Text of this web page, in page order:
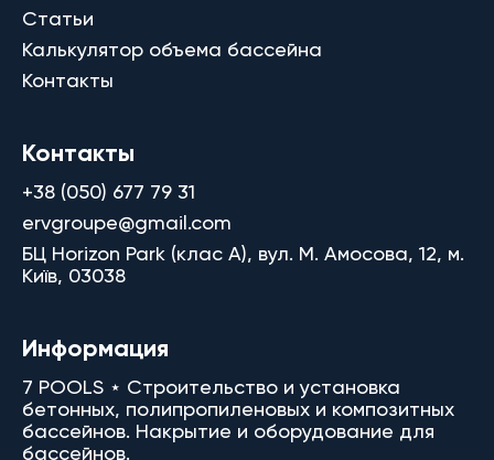
Статьи
Калькулятор объема бассейна
Контакты
Контакты
+38 (050) 677 79 31
ervgroupe@gmail.com
БЦ Horizon Park (клас A), вул. М. Амосова, 12, м.
Київ, 03038
Информация
7 POOLS ⋆ Строительство и установка
бетонных, полипропиленовых и композитных
бассейнов. Накрытие и оборудование для
бассейнов.